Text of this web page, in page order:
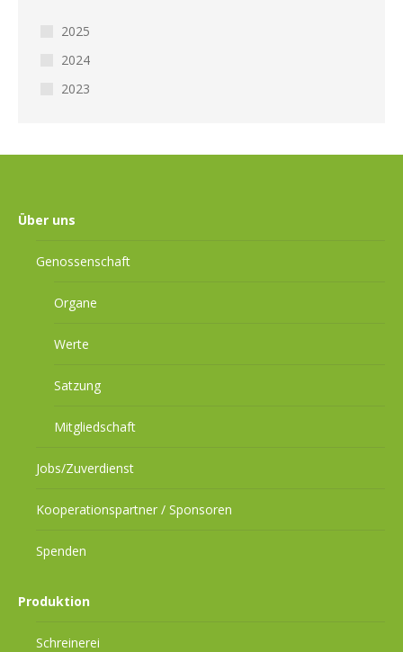
2025
2024
2023
Über uns
Genossenschaft
Organe
Werte
Satzung
Mitgliedschaft
Jobs/Zuverdienst
Kooperationspartner / Sponsoren
Spenden
Produktion
Schreinerei